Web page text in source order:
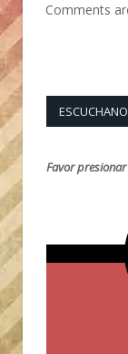
Comments
Favor presionar